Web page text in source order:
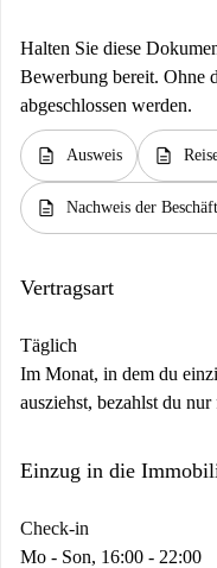
Halten Sie diese
Bewerbung bereit. Ohne
abgeschlossen werden.
description Ausweis description
description Nachweis der
Vertragsart
Täglich
Im Monat, in dem du
ausziehst, bezahlst du
Einzug in die
Check-in
Mo - Son, 16:00 - 22:00